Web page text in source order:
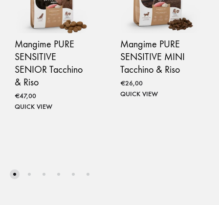
Mangime PURE
SENSITIVE
SENIOR Tacchino
& Riso
€47,00
QUICK VIEW
Mangime PURE
SENSITIVE MINI
Tacchino & Riso
€26,00
QUICK VIEW